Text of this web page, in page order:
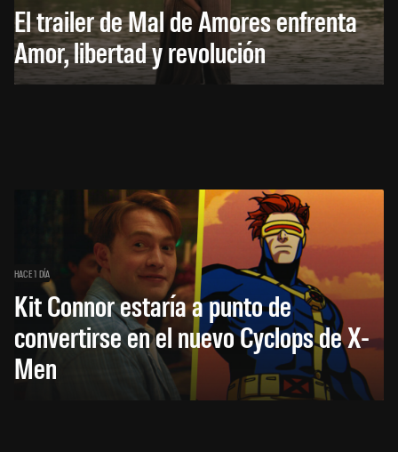
El trailer de Mal de Amores enfrenta
Amor, libertad y revolución
HACE 1 DÍA
Kit Connor estaría a punto de
convertirse en el nuevo Cyclops de X-
Men